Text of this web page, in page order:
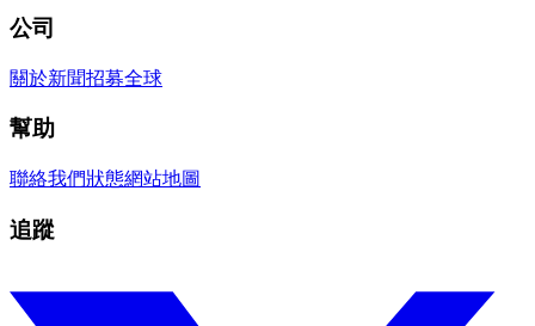
公司
關於新聞招募全球
幫助
聯絡我們狀態網站地圖
追蹤